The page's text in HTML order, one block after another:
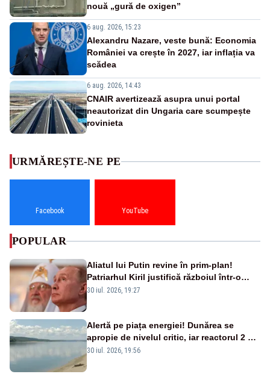
nouă „gură de oxigen”
6 aug. 2026, 15:23
Alexandru Nazare, veste bună: Economia
României va crește în 2027, iar inflația va
scădea
6 aug. 2026, 14:43
CNAIR avertizează asupra unui portal
neautorizat din Ungaria care scumpește
rovinieta
URMĂREȘTE-NE PE
Facebook YouTube
POPULAR
Aliatul lui Putin revine în prim-plan!
Patriarhul Kiril justifică războiul într-o
nouă carte
30 iul. 2026, 19:27
Alertă pe piața energiei! Dunărea se
apropie de nivelul critic, iar reactorul 2 de
la Cernavodă ar putea fi oprit
30 iul. 2026, 19:56